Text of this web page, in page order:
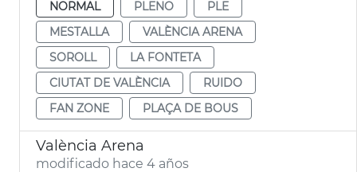
NORMAL
PLENO
PLE
MESTALLA
VALÈNCIA ARENA
SOROLL
LA FONTETA
CIUTAT DE VALÈNCIA
RUIDO
FAN ZONE
PLAÇA DE BOUS
València Arena
modificado hace 4 años